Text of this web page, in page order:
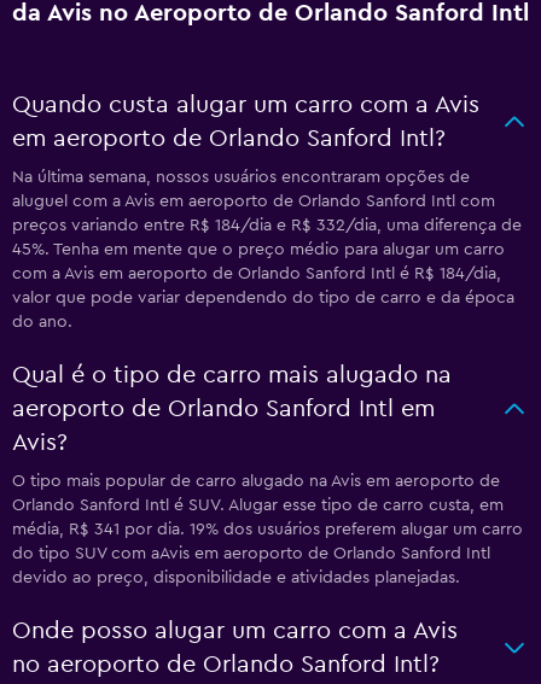
da Avis no Aeroporto de Orlando Sanford Intl
Quando custa alugar um carro com a Avis
em aeroporto de Orlando Sanford Intl?
Na última semana, nossos usuários encontraram opções de
aluguel com a Avis em aeroporto de Orlando Sanford Intl com
preços variando entre R$ 184/dia e R$ 332/dia, uma diferença de
45%. Tenha em mente que o preço médio para alugar um carro
com a Avis em aeroporto de Orlando Sanford Intl é R$ 184/dia,
valor que pode variar dependendo do tipo de carro e da época
do ano.
Qual é o tipo de carro mais alugado na
aeroporto de Orlando Sanford Intl em
Avis?
O tipo mais popular de carro alugado na Avis em aeroporto de
Orlando Sanford Intl é SUV. Alugar esse tipo de carro custa, em
média, R$ 341 por dia. 19% dos usuários preferem alugar um carro
do tipo SUV com aAvis em aeroporto de Orlando Sanford Intl
devido ao preço, disponibilidade e atividades planejadas.
Onde posso alugar um carro com a Avis
no aeroporto de Orlando Sanford Intl?